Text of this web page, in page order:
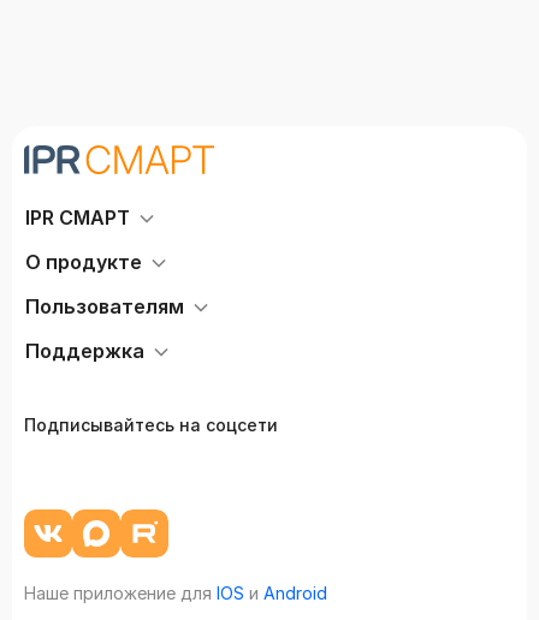
IPR СМАРТ
О продукте
Пользователям
Поддержка
Подписывайтесь на соцсети
Наше приложение для IOS и Android